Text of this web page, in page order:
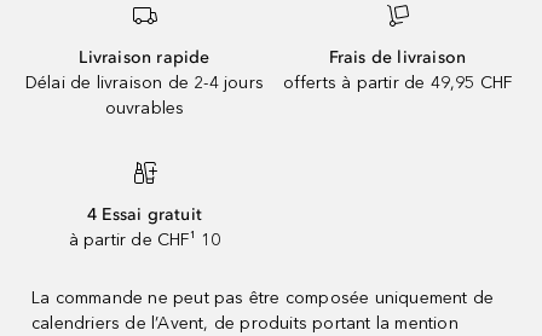
Livraison rapide
Délai de livraison de 2-4 jours
ouvrables
Frais de livraison
offerts à partir de 49,95 CHF
4 Essai gratuit
à partir de CHF¹ 10
La commande ne peut pas être composée uniquement de
calendriers de l’Avent, de produits portant la mention